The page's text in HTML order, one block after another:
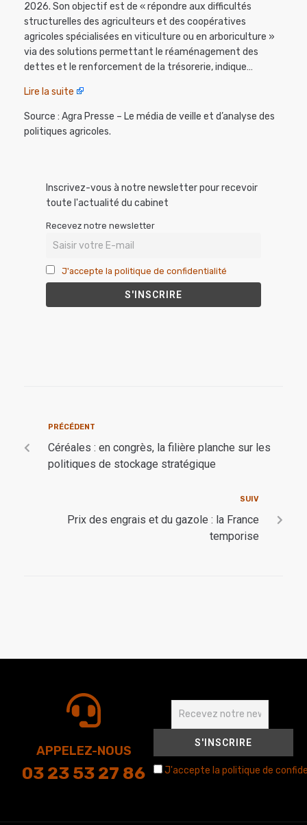
2026. Son objectif est de « répondre aux difficultés
structurelles des agriculteurs et des coopératives
agricoles spécialisées en viticulture ou en arboriculture »
via des solutions permettant le réaménagement des
dettes et le renforcement de la trésorerie, indique…
Lire la suite
Source : Agra Presse – Le média de veille et d’analyse des
politiques agricoles.
Inscrivez-vous à notre newsletter pour recevoir
toute l'actualité du cabinet
Recevez notre newsletter
J'accepte la politique de confidentialité
PRÉCÉDENT
Céréales : en congrès, la filière planche sur les
politiques de stockage stratégique
SUIV
Prix des engrais et du gazole : la France
temporise
APPELEZ-NOUS
03 23 53 27 86 J'accepte la politique de